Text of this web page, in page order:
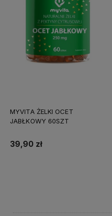
MYVITA ŻELKI OCET
JABŁKOWY 60SZT
39,90 zł